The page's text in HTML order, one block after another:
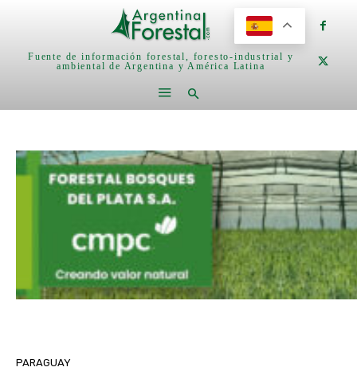
Fuente de información forestal, foresto-industrial y
ambiental de Argentina y América Latina
PARAGUAY